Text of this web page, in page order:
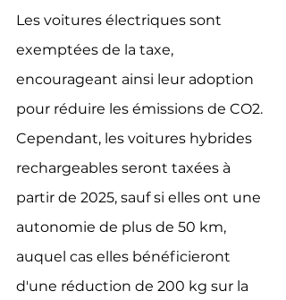
Les voitures électriques sont
exemptées de la taxe,
encourageant ainsi leur adoption
pour réduire les émissions de CO2.
Cependant, les voitures hybrides
rechargeables seront taxées à
partir de 2025, sauf si elles ont une
autonomie de plus de 50 km,
auquel cas elles bénéficieront
d'une réduction de 200 kg sur la